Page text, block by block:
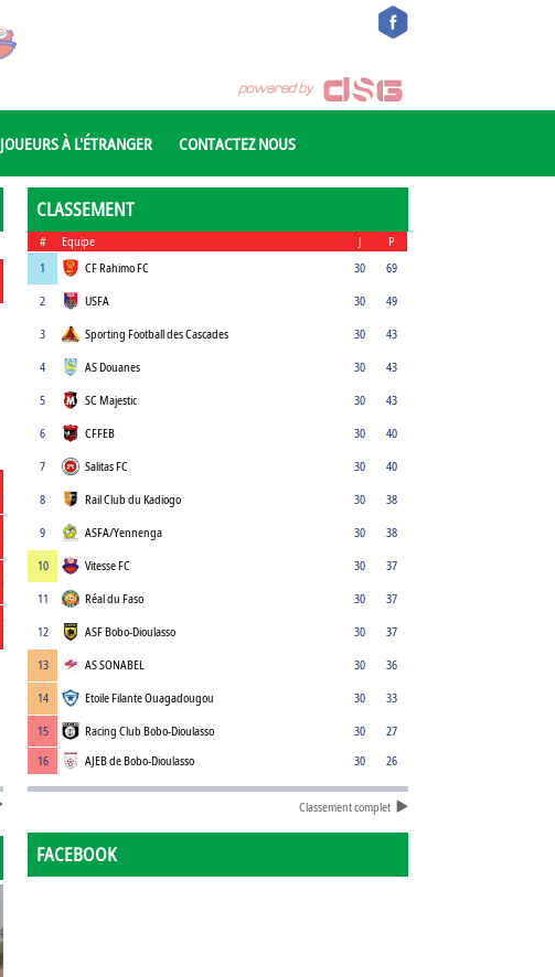
JOUEURS À L'ÉTRANGER CONTACTEZ NOUS
CLASSEMENT
# Equipe J
P
1
CF Rahimo FC 30
69
2
USFA 30
49
3
Sporting Football des Cascades 30
43
4
AS Douanes 30
43
5
SC Majestic 30
43
6
CFFEB 30
40
7
Salitas FC 30
40
8
Rail Club du Kadiogo 30
38
9
ASFA/Yennenga 30
38
10
Vitesse FC 30
37
11
Réal du Faso 30
37
12
ASF Bobo-Dioulasso 30
37
13
AS SONABEL 30
36
14
Etoile Filante Ouagadougou 30
33
15
Racing Club Bobo-Dioulasso 30
27
16
AJEB de Bobo-Dioulasso 30 26
Classement complet
FACEBOOK